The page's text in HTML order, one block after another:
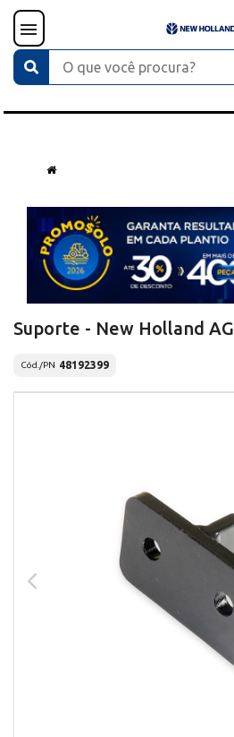
Suporte - New Holland AG
Cód./PN 48192399